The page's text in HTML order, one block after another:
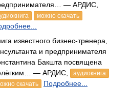
— АРДИС,
можно скачать
известного бизнес-тренера,
и предпринимателя
Бакшта посвящена
— АРДИС,
аудиокнига
скачать
Подробнее...